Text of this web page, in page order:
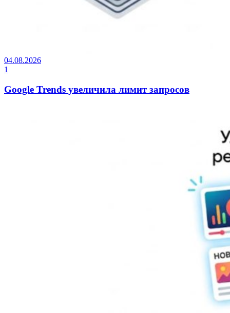
04.08.2026
1
Google Trends увеличила лимит запросов